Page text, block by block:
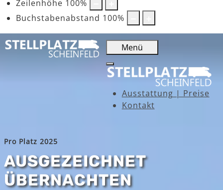
Zeilenhöhe 100%
Buchstabenabstand 100%
Menü
Ausstattung | Preise
Kontakt
Pro Platz 2025
AUSGEZEICHNET
ÜBERNACHTEN